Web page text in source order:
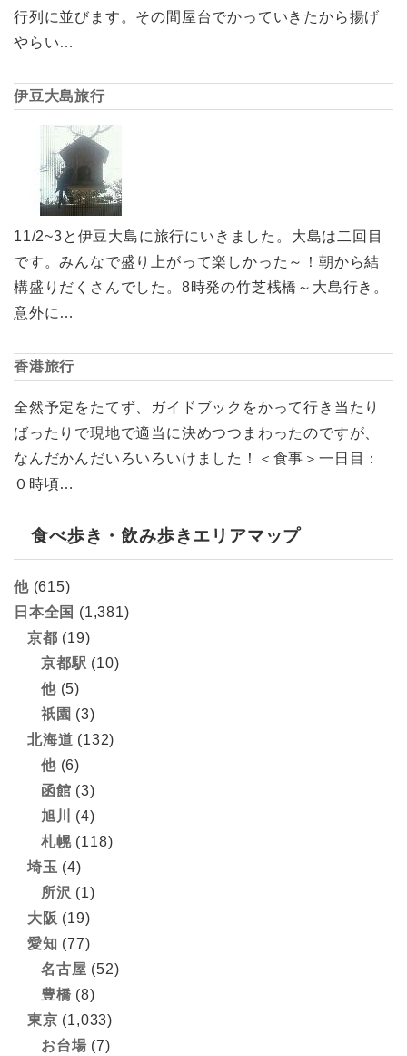
行列に並びます。その間屋台でかっていきたから揚げ
やらい…
伊豆大島旅行
11/2~3と伊豆大島に旅行にいきました。大島は二回目
です。みんなで盛り上がって楽しかった～！朝から結
構盛りだくさんでした。8時発の竹芝桟橋～大島行き。
意外に…
香港旅行
全然予定をたてず、ガイドブックをかって行き当たり
ばったりで現地で適当に決めつつまわったのですが、
なんだかんだいろいろいけました！＜食事＞一日目：
０時頃…
食べ歩き・飲み歩きエリアマップ
他(615)
日本全国 (1,381)
京都 (19)
京都駅 (10)
他(5)
祇園 (3)
北海道 (132)
他(6)
函館 (3)
旭川
(4)
札幌(118)
埼玉 (4)
所沢 (1)
大阪 (19)
愛知 (77)
名古屋 (52)
豊橋 (8)
東京 (1,033)
お台場 (7)